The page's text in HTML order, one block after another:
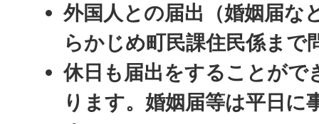
外国人との届出（婚姻届な
らかじめ町民課住民係まで
休日も届出をすることがで
ります。婚姻届等は平日に